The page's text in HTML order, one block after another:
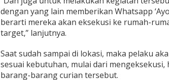
dengan yang lain memberikan Whatsapp
berarti mereka akan eksekusi ke rumah-
target,” lanjutnya.
Saat sudah sampai di lokasi, maka pelaku
sesuai kebutuhan, mulai dari mengeksekusi,
barang-barang curian tersebut.